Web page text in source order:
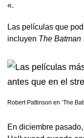
«.
Las películas que
incluyen The Batman .
Robert Pattinson en ‘The
En diciembre pasado,